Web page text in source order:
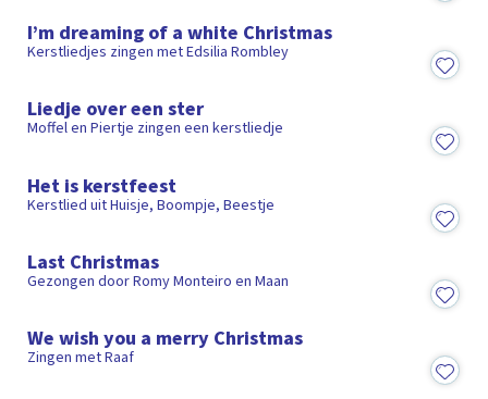
I’m dreaming of a white Christmas
Kerstliedjes zingen met Edsilia Rombley
Liedje over een ster
Moffel en Piertje zingen een kerstliedje
Het is kerstfeest
Kerstlied uit Huisje, Boompje, Beestje
Last Christmas
Gezongen door Romy Monteiro en Maan
We wish you a merry Christmas
Zingen met Raaf